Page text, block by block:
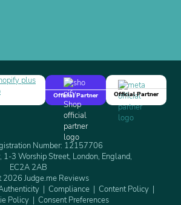
Official Partner
Official Partner
Number: 12157706
1-3 Worship Street, London, England,
EC2A 2AB
2026 Judge.me Reviews
Compliance
Content Policy
Policy
Consent Preferences